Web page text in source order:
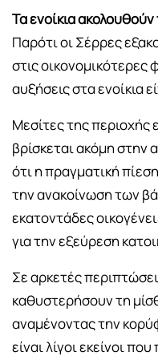
Τα ενοίκια ακολουθούν
Παρότι οι Σέρρες
στις οικονομικότερες
αυξήσεις στα ενοίκια
Μεσίτες της περιοχής
βρίσκεται ακόμη στην
ότι η πραγματική
την ανακοίνωση των
εκατοντάδες
για την εξεύρεση
Σε αρκετές
καθυστερήσουν τη
αναμένοντας την
είναι λίγοι εκείνοι